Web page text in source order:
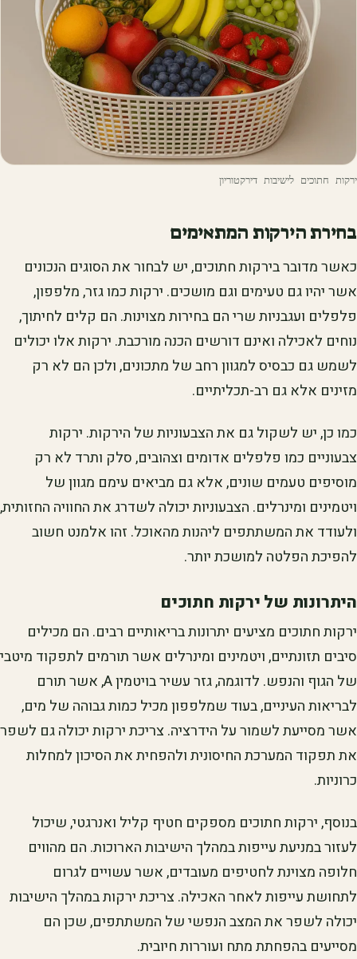
ירקות חתוכים לישיבות דירקטוריון
בחירת הירקות המתאימים
כאשר מדובר בירקות חתוכים, יש לבחור את הסוגים הנכונים
אשר יהיו גם טעימים וגם מושכים. ירקות כמו גזר, מלפפון,
פלפלים ועגבניות שרי הם בחירות מצוינות. הם קלים לחיתוך,
נוחים לאכילה ואינם דורשים הכנה מורכבת. ירקות אלו יכולים
לשמש גם כבסיס למגוון רחב של מתכונים, ולכן הם לא רק
מזינים אלא גם רב-תכליתיים.
כמו כן, יש לשקול גם את הצבעוניות של הירקות. ירקות
צבעוניים כמו פלפלים אדומים וצהובים, סלק ותרד לא רק
מוסיפים טעמים שונים, אלא גם מביאים עימם מגוון של
ויטמינים ומינרלים. הצבעוניות יכולה לשדרג את החוויה החזותית,
ולעודד את המשתתפים ליהנות מהאוכל. זהו אלמנט חשוב
להפיכת הפלטה למושכת יותר.
היתרונות של ירקות חתוכים
ירקות חתוכים מציעים יתרונות בריאותיים רבים. הם מכילים
סיבים תזונתיים, ויטמינים ומינרלים אשר תורמים לתפקוד מיטבי
של הגוף והנפש. לדוגמה, גזר עשיר בויטמין A, אשר תורם
לבריאות העיניים, בעוד שמלפפון מכיל כמות גבוהה של מים,
אשר מסייעת לשמור על הידרציה. צריכת ירקות יכולה גם לשפר
את תפקוד המערכת החיסונית ולהפחית את הסיכון למחלות
כרוניות.
בנוסף, ירקות חתוכים מספקים חטיף קליל ואנרגטי, שיכול
לעזור במניעת עייפות במהלך הישיבות הארוכות. הם מהווים
חלופה מצוינת לחטיפים מעובדים, אשר עשויים לגרום
לתחושת עייפות לאחר האכילה. צריכת ירקות במהלך הישיבות
יכולה לשפר את המצב הנפשי של המשתתפים, שכן הם
מסייעים בהפחתת מתח ועוררות חיובית.